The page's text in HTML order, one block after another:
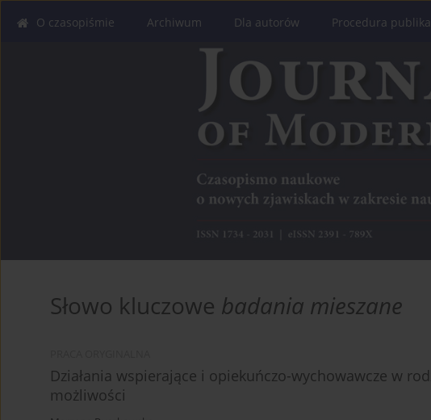
O czasopiśmie Archiwum Dla autorów Procedura
Słowo kluczowe badania mieszane
Działania wspierające i opiekuńczo-wychowawcze w
możliwości